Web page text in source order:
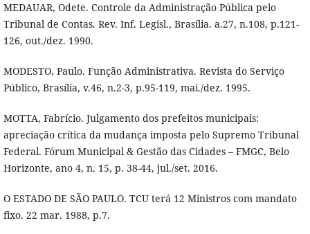
MEDAUAR, Odete. Controle da Administração Pública pelo
Tribunal de Contas. Rev. Inf. Legisl., Brasília. a.27, n.108, p.121-
126, out./dez. 1990.
MODESTO, Paulo. Função Administrativa. Revista do Serviço
Público, Brasília, v.46, n.2-3, p.95-119, mai./dez. 1995.
MOTTA, Fabrício. Julgamento dos prefeitos municipais:
apreciação crítica da mudança imposta pelo Supremo Tribunal
Federal. Fórum Municipal & Gestão das Cidades – FMGC, Belo
Horizonte, ano 4, n. 15, p. 38-44, jul./set. 2016.
O ESTADO DE SÃO PAULO. TCU terá 12 Ministros com mandato
fixo. 22 mar. 1988, p.7.